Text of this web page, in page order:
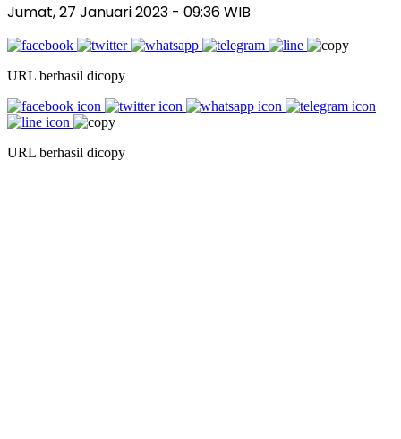
Jumat, 27 Januari 2023 - 09:36 WIB
URL berhasil dicopy
URL berhasil dicopy